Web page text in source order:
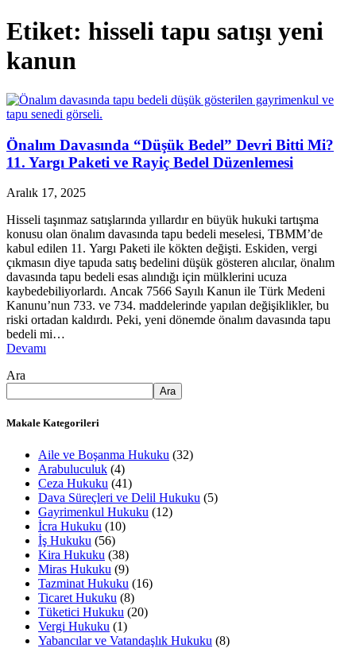
Etiket: hisseli tapu satışı yeni
kanun
Önalım Davasında “Düşük Bedel” Devri Bitti Mi?
11. Yargı Paketi ve Rayiç Bedel Düzenlemesi
Aralık 17, 2025
Hisseli taşınmaz satışlarında yıllardır en büyük hukuki tartışma
konusu olan önalım davasında tapu bedeli meselesi, TBMM’de
kabul edilen 11. Yargı Paketi ile kökten değişti. Eskiden, vergi
çıkmasın diye tapuda satış bedelini düşük gösteren alıcılar, önalım
davasında tapu bedeli esas alındığı için mülklerini ucuza
kaybedebiliyorlardı. Ancak 7566 Sayılı Kanun ile Türk Medeni
Kanunu’nun 733. ve 734. maddelerinde yapılan değişiklikler, bu
riski ortadan kaldırdı. Peki, yeni dönemde önalım davasında tapu
bedeli mi…
Devamı
Ara
Ara
Makale Kategorileri
Aile ve Boşanma Hukuku (32)
Arabuluculuk (4)
Ceza Hukuku (41)
Dava Süreçleri ve Delil Hukuku (5)
Gayrimenkul Hukuku (12)
İcra Hukuku (10)
İş Hukuku (56)
Kira Hukuku (38)
Miras Hukuku (9)
Tazminat Hukuku (16)
Ticaret Hukuku (8)
Tüketici Hukuku (20)
Vergi Hukuku (1)
Yabancılar ve Vatandaşlık Hukuku (8)